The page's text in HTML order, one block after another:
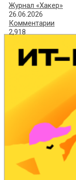
Журнал «Хакер»
26.06.2026
Комментарии
2,918